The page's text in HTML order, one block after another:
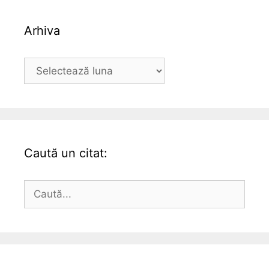
Arhiva
Arhiva
Caută un citat:
după: